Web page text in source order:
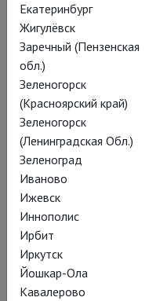
одного
же
назвать
Стюарт»
сцене
Екатеринбург
Жигулёвск
Заречный (Пензенская
обл.)
Зеленогорск
(Красноярский край)
Зеленогорск
(Ленинградская Обл.)
Зеленоград
Иваново
Ижевск
Иннополис
Ирбит
Иркутск
Йошкар-Ола
Кавалерово